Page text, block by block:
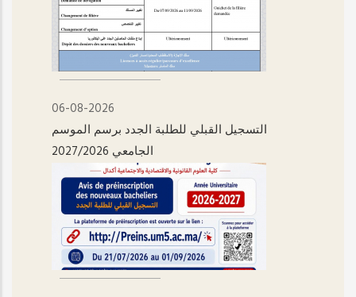
06-08-2026
التسجيل القبلي للطلبة الجدد برسم الموسم
الجامعي 2027/2026